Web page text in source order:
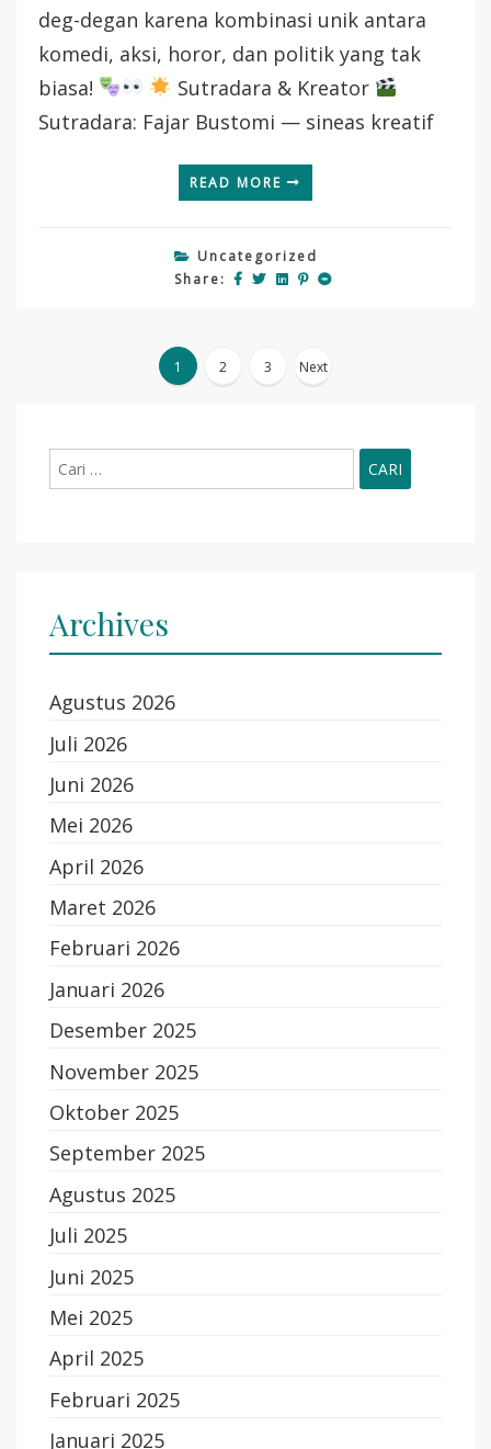
Aksi
Paling
Gila,
Santet
deg-degan karena kombinasi unik antara
komedi, aksi, horor, dan politik yang tak
biasa!
Sutradara & Kreator
Sutradara: Fajar Bustomi — sineas kreatif
READ MORE
Uncategorized
Share:
Paginasi
pos
1 2 3 Next
untuk:
Archives
Agustus 2026
Juli 2026
Juni 2026
Mei 2026
April 2026
Maret 2026
Februari 2026
Januari 2026
Desember 2025
November 2025
Oktober 2025
September 2025
Agustus 2025
Juli 2025
Juni 2025
Mei 2025
April 2025
Februari 2025
Januari 2025